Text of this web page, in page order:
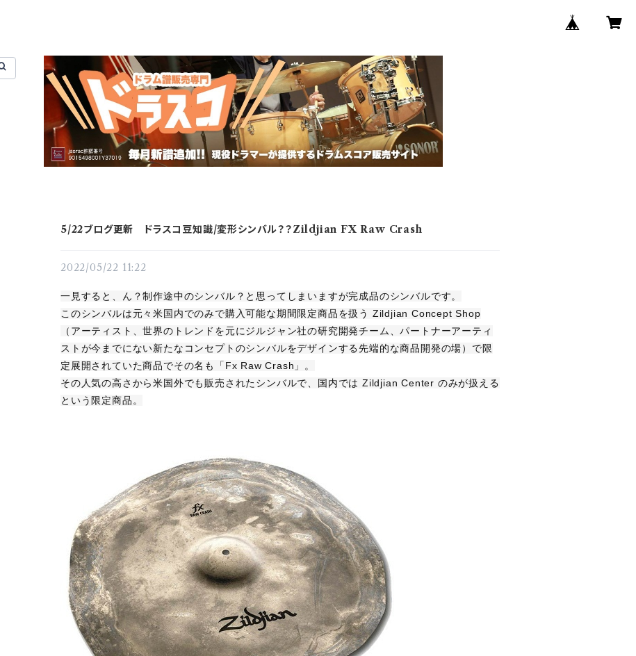
5/22ブログ更新 ドラスコ豆知識/変形シンバル？？Zildjian FX Raw Crash
2022/05/22 11:22
一見すると、ん？制作途中のシンバル？と思ってしまいますが完成品のシンバルです。
このシンバルは元々米国内でのみで購入可能な期間限定商品を扱う Zildjian Concept Shop
（アーティスト、世界のトレンドを元にジルジャン社の研究開発チーム、パートナーアーティ
ストが今までにない新たなコンセプトのシンバルをデザインする先端的な商品開発の場）で限
定展開されていた商品でその名も「Fx Raw Crash」。
その人気の高さから米国外でも販売されたシンバルで、
国内では Zildjian Center のみが扱える
という限定商品。